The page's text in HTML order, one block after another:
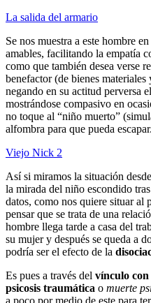
La salida del armario
Se nos muestra a este hombre
amables, facilitando la empatía
como que también desea verse
benefactor (de bienes
negando en su actitud perversa
mostrándose compasivo en
no toque al “niño muerto”
alfombra para que pueda escapar.
Viejo Nick 2
Así si miramos la situación
la mirada del niño escondido
datos, como nos quiere situar al
pensar que se trata de una
hombre llega tarde a casa del
su mujer y después se queda a
podría ser el efecto de la
Es pues a través del vínculo
psicosis traumática o muerte
a poco por medio de este para